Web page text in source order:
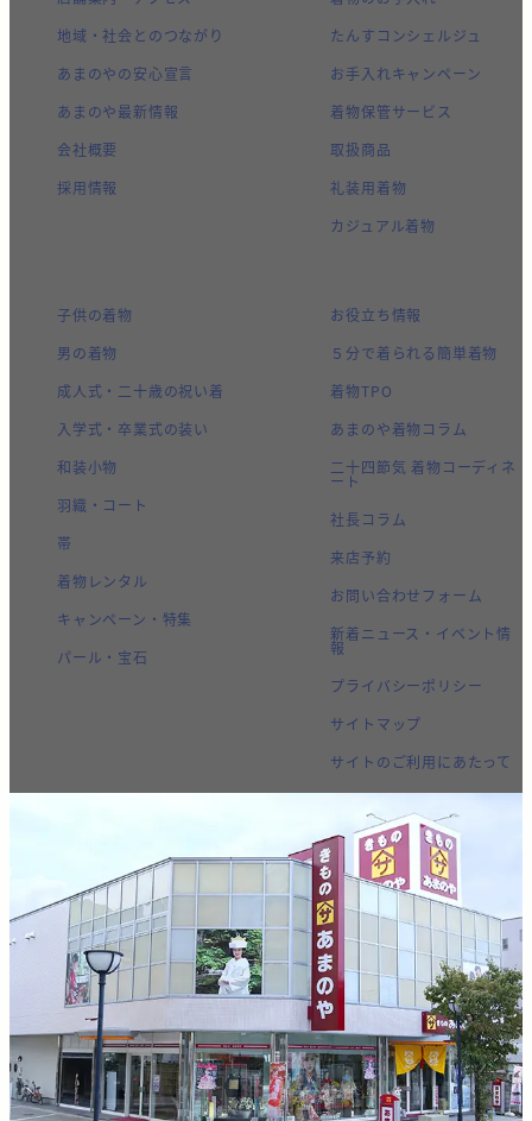
地域・社会とのつながり
あまのやの安心宣言
あまのや最新情報
会社概要
採用情報
たんすコンシェルジュ
お手入れキャンペーン
着物保管サービス
取扱商品
礼装用着物
カジュアル着物
子供の着物
男の着物
成人式・二十歳の祝い着
入学式・卒業式の装い
和装小物
羽織・コート
帯
着物レンタル
キャンペーン・特集
パール・宝石
お役立ち情報
５分で着られる簡単着物
着物TPO
あまのや着物コラム
二十四節気 着物コーディネ
ート
社長コラム
来店予約
お問い合わせフォーム
新着ニュース・イベント情
報
プライバシーポリシー
サイトマップ
サイトのご利用にあたって